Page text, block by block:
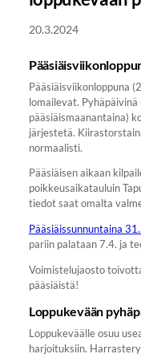
20.3.2024
Pääsiäisviikonloppuna
lomailevat.
pääsiäismaanantaina)
järjestetä.
normaalisti.
Pääsiäisen aikaan
poikkeusaikatauluin
tiedot saat omalta
Pääsiäissunnuntaina
pariin palataan 7.4. ja
Voimistelujaosto
pääsiäistä!
Loppukevään
Loppukeväälle osuu
harjoituksiin.